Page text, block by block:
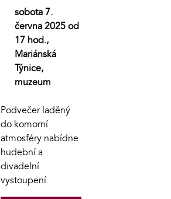
sobota 7.
června 2025 od
17 hod.,
Mariánská
Týnice,
muzeum
Podvečer laděný
do komorní
atmosféry nabídne
hudební a
divadelní
vystoupení.